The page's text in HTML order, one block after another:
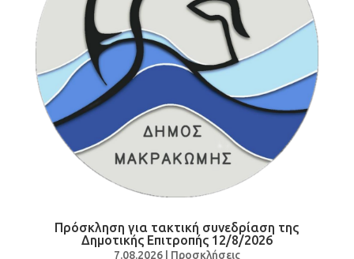
Πρόσκληση για τακτική συνεδρίαση της
Δημοτικής Επιτροπής 12/8/2026
7.08.2026| Προσκλήσεις